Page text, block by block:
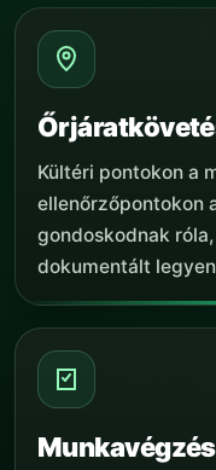
Kültéri pontokon a
ellenőrzőpontokon
gondoskodnak
dokumentált